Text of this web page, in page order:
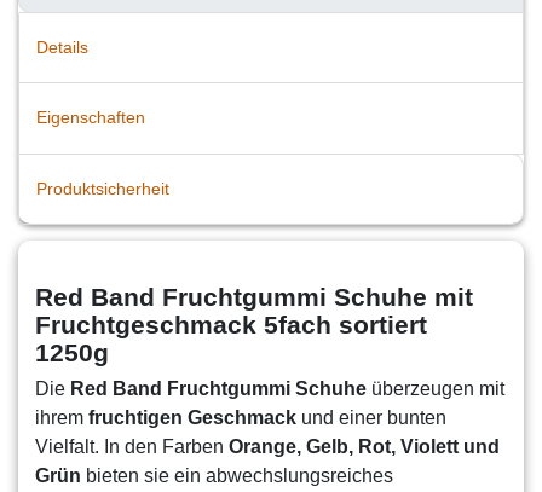
Details
Eigenschaften
Produktsicherheit
Red Band Fruchtgummi Schuhe mit
Fruchtgeschmack 5fach sortiert
1250g
Die Red Band Fruchtgummi Schuhe überzeugen mit
ihrem fruchtigen Geschmack und einer bunten
Vielfalt. In den Farben Orange, Gelb, Rot, Violett und
Grün bieten sie ein abwechslungsreiches